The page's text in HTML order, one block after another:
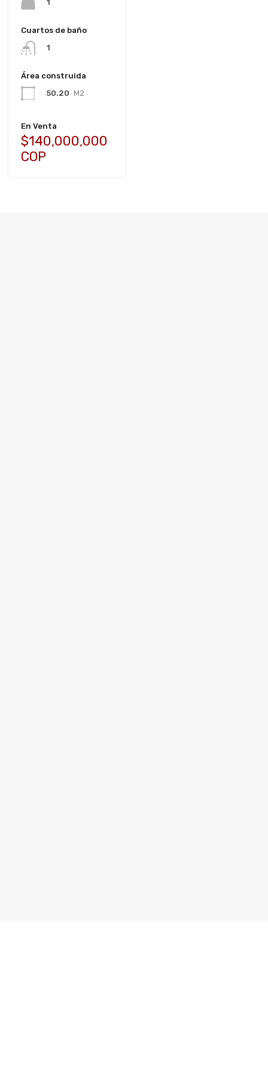
1
Cuartos de baño
1
Área construida
50.20 M2
En Venta
$140,000,000
COP